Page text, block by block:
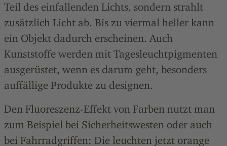
Teil des einfallenden Lichts, sondern strahlt
zusätzlich Licht ab. Bis zu viermal heller kann
ein Objekt dadurch erscheinen. Auch
Kunststoffe werden mit Tagesleuchtpigmenten
ausgerüstet, wenn es darum geht, besonders
auffällige Produkte zu designen.
Den Fluoreszenz-Effekt von Farben nutzt man
zum Beispiel bei Sicherheitswesten oder auch
bei Fahrradgriffen: Die leuchten jetzt orange